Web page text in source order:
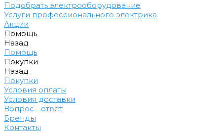
Подобрать электрооборудование
Услуги профессионального электрика
Акции
Помощь
Назад
Помощь
Покупки
Назад
Покупки
Условия оплаты
Условия доставки
Вопрос - ответ
Бренды
Контакты